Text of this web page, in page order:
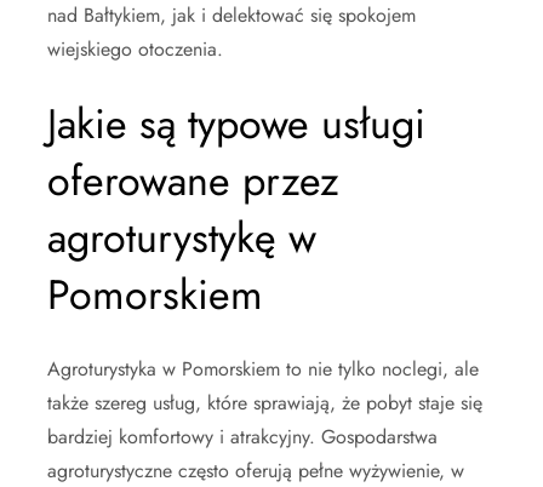
nad Bałtykiem, jak i delektować się spokojem
wiejskiego otoczenia.
Jakie są typowe usługi
oferowane przez
agroturystykę w
Pomorskiem
Agroturystyka w Pomorskiem to nie tylko noclegi, ale
także szereg usług, które sprawiają, że pobyt staje się
bardziej komfortowy i atrakcyjny. Gospodarstwa
agroturystyczne często oferują pełne wyżywienie, w